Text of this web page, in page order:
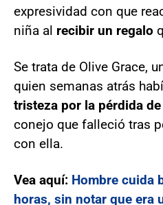
expresividad con que
niña al recibir un regalo
Se trata de Olive Grace,
quien semanas atrás
tristeza por la pérdida
conejo que falleció tras
con ella.
Vea aquí: Hombre cuida
horas, sin notar que era